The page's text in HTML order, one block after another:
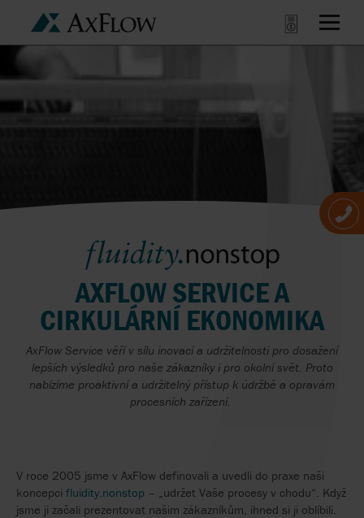
AXFLOW SERVICE A
CIRKULÁRNÍ EKONOMIKA
AxFlow Service věřív sílu inovacía udržitelnosti pro dosažení
lepších výsledků pro naše zákazníky ipro okolní svět. Proto
nabízíme proaktivnía udržitelný přístup k údržbě a opravám
procesních zařízení.
V roce 2005 jsme v AxFlow definovali a uvedli do praxe naši
koncepci fluidity.nonstop – „udržet Vaše procesy v chodu“. Když
jsme ji začali prezentovat našim zákazníkům, ihned si ji oblíbili.